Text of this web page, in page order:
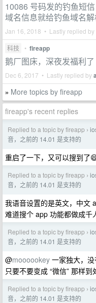
10086 号码发的钓鱼短
域名信息就给钓鱼域名解
Jan 16, 2018 • Lastly replied by
科技 • fireapp
鹅厂图床，深夜发福利了
Dec 6, 2017 • Lastly replied by
» More topics by fireapp
fireapp's recent replies
Replied to a topic by fireapp ›
音，之前的 14.01 是支持的
重启了一下，又可以搜到了
Replied to a topic by fireapp ›
音，之前的 14.01 是支持的
我语音设置的是英文，中文
难道搜个 app 功能都做成千
Replied to a topic by fireapp ›
音，之前的 14.01 是支持的
@moooookey 一家独大，没
只要不要变成 “微信” 那样
Replied to a topic by fireapp ›
音，之前的 14.01 是支持的